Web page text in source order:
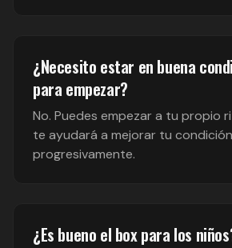
¿Necesito estar en buena
para empezar?
No. Puedes empezar a tu propio
te ayudará a mejorar tu
progresivamente.
¿Es bueno el box para los